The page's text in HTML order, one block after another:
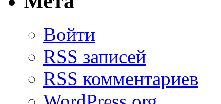
Войти
RSS записей
RSS комментариев